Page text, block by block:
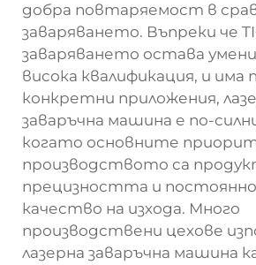
добра повтаряемост в
заваряването. Въпреки че
заваряването остава
висока квалификация, и има
конкретни приложения,
заваръчна машина е по-
когато основните
производството са
прецизността и
качество на изхода. Много
производствени цехове
лазерна заваръчна машина